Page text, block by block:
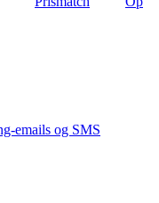
emails og SMS